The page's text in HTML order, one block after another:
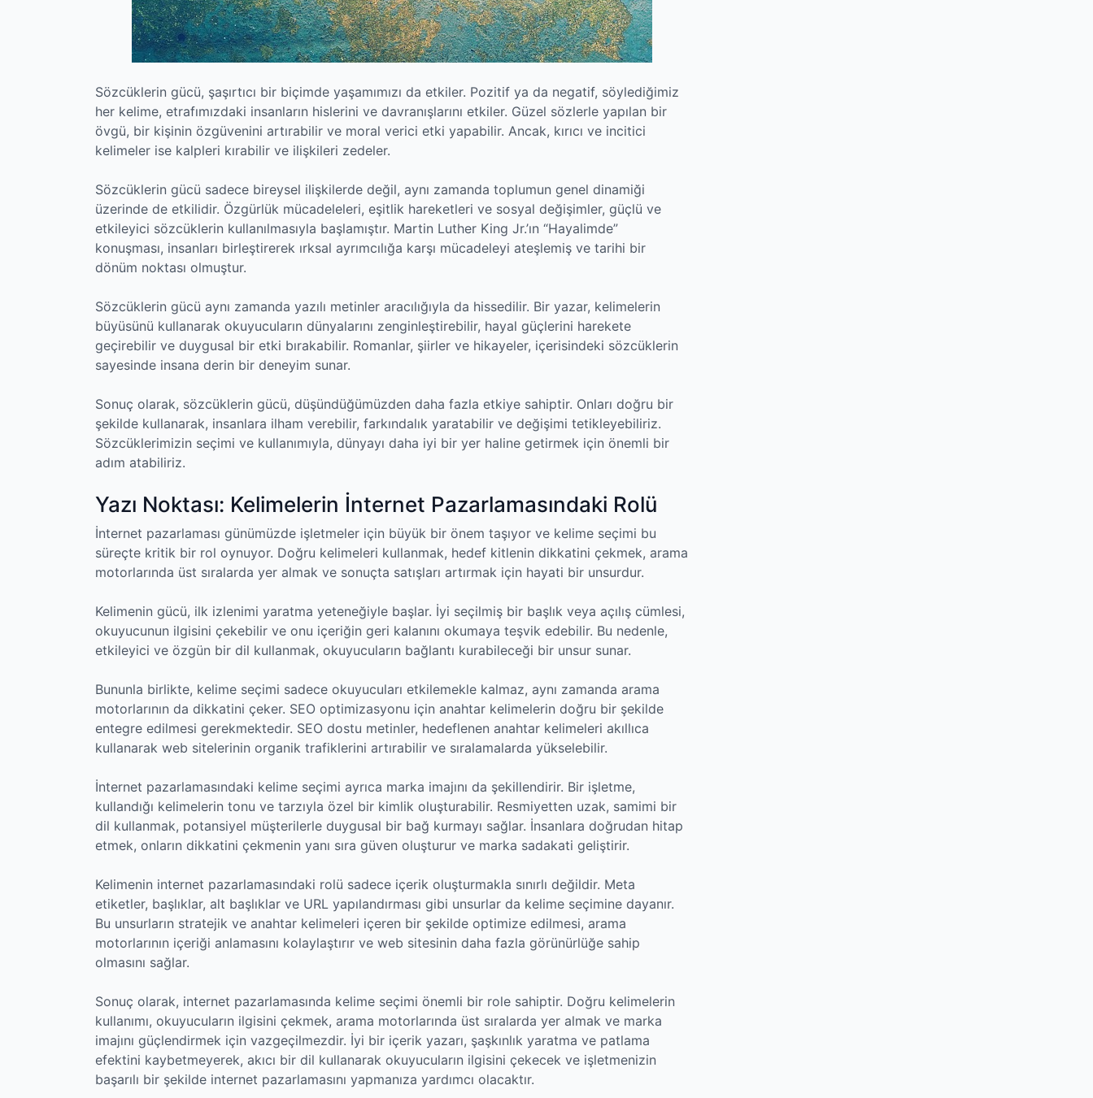
Sözcüklerin gücü, şaşırtıcı bir biçimde yaşamımızı da etkiler. Pozitif ya da negatif, söylediğimiz
her kelime, etrafımızdaki insanların hislerini ve davranışlarını etkiler. Güzel sözlerle yapılan bir
övgü, bir kişinin özgüvenini artırabilir ve moral verici etki yapabilir. Ancak, kırıcı ve incitici
kelimeler ise kalpleri kırabilir ve ilişkileri zedeler.
Sözcüklerin gücü sadece bireysel ilişkilerde değil, aynı zamanda toplumun genel dinamiği
üzerinde de etkilidir. Özgürlük mücadeleleri, eşitlik hareketleri ve sosyal değişimler, güçlü ve
etkileyici sözcüklerin kullanılmasıyla başlamıştır. Martin Luther King Jr.’ın “Hayalimde”
konuşması, insanları birleştirerek ırksal ayrımcılığa karşı mücadeleyi ateşlemiş ve tarihi bir
dönüm noktası olmuştur.
Sözcüklerin gücü aynı zamanda yazılı metinler aracılığıyla da hissedilir. Bir yazar, kelimelerin
büyüsünü kullanarak okuyucuların dünyalarını zenginleştirebilir, hayal güçlerini harekete
geçirebilir ve duygusal bir etki bırakabilir. Romanlar, şiirler ve hikayeler, içerisindeki sözcüklerin
sayesinde insana derin bir deneyim sunar.
Sonuç olarak, sözcüklerin gücü, düşündüğümüzden daha fazla etkiye sahiptir. Onları doğru bir
şekilde kullanarak, insanlara ilham verebilir, farkındalık yaratabilir ve değişimi tetikleyebiliriz.
Sözcüklerimizin seçimi ve kullanımıyla, dünyayı daha iyi bir yer haline getirmek için önemli bir
adım atabiliriz.
Yazı Noktası: Kelimelerin İnternet Pazarlamasındaki Rolü
İnternet pazarlaması günümüzde işletmeler için büyük bir önem taşıyor ve kelime seçimi bu
süreçte kritik bir rol oynuyor. Doğru kelimeleri kullanmak, hedef kitlenin dikkatini çekmek, arama
motorlarında üst sıralarda yer almak ve sonuçta satışları artırmak için hayati bir unsurdur.
Kelimenin gücü, ilk izlenimi yaratma yeteneğiyle başlar. İyi seçilmiş bir başlık veya açılış cümlesi,
okuyucunun ilgisini çekebilir ve onu içeriğin geri kalanını okumaya teşvik edebilir. Bu nedenle,
etkileyici ve özgün bir dil kullanmak, okuyucuların bağlantı kurabileceği bir unsur sunar.
Bununla birlikte, kelime seçimi sadece okuyucuları etkilemekle kalmaz, aynı zamanda arama
motorlarının da dikkatini çeker. SEO optimizasyonu için anahtar kelimelerin doğru bir şekilde
entegre edilmesi gerekmektedir. SEO dostu metinler, hedeflenen anahtar kelimeleri akıllıca
kullanarak web sitelerinin organik trafiklerini artırabilir ve sıralamalarda yükselebilir.
İnternet pazarlamasındaki kelime seçimi ayrıca marka imajını da şekillendirir. Bir işletme,
kullandığı kelimelerin tonu ve tarzıyla özel bir kimlik oluşturabilir. Resmiyetten uzak, samimi bir
dil kullanmak, potansiyel müşterilerle duygusal bir bağ kurmayı sağlar. İnsanlara doğrudan hitap
etmek, onların dikkatini çekmenin yanı sıra güven oluşturur ve marka sadakati geliştirir.
Kelimenin internet pazarlamasındaki rolü sadece içerik oluşturmakla sınırlı değildir. Meta
etiketler, başlıklar, alt başlıklar ve URL yapılandırması gibi unsurlar da kelime seçimine dayanır.
Bu unsurların stratejik ve anahtar kelimeleri içeren bir şekilde optimize edilmesi, arama
motorlarının içeriği anlamasını kolaylaştırır ve web sitesinin daha fazla görünürlüğe sahip
olmasını sağlar.
Sonuç olarak, internet pazarlamasında kelime seçimi önemli bir role sahiptir. Doğru kelimelerin
kullanımı, okuyucuların ilgisini çekmek, arama motorlarında üst sıralarda yer almak ve marka
imajını güçlendirmek için vazgeçilmezdir. İyi bir içerik yazarı, şaşkınlık yaratma ve patlama
efektini kaybetmeyerek, akıcı bir dil kullanarak okuyucuların ilgisini çekecek ve işletmenizin
başarılı bir şekilde internet pazarlamasını yapmanıza yardımcı olacaktır.